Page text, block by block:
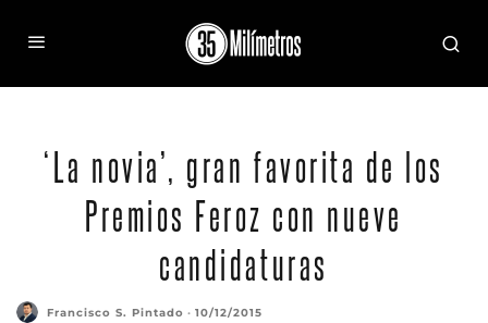
‘La novia’, gran favorita de los
Premios Feroz con nueve
candidaturas
Francisco S. Pintado · 10/12/2015